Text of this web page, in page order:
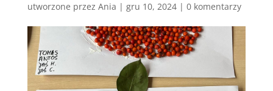
utworzone przez Ania | gru 10, 2024| 0 komentarzy